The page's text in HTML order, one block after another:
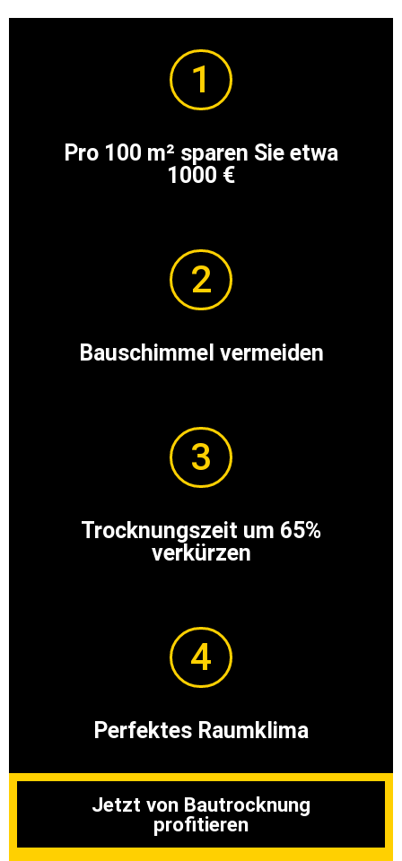
1
Pro 100 m² sparen Sie etwa
1000 €
2
Bauschimmel vermeiden
3
Trocknungszeit um 65%
verkürzen
4
Perfektes Raumklima
Jetzt von Bautrocknung
profitieren